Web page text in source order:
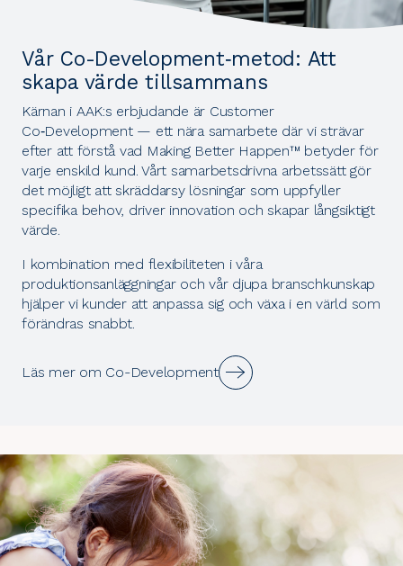
Vår Co-Development‑metod: Att
skapa värde tillsammans
Kärnan i AAK:s erbjudande är Customer
Co‑Development — ett nära samarbete där vi strävar
efter att förstå vad Making Better Happen™ betyder för
varje enskild kund. Vårt samarbetsdrivna arbetssätt gör
det möjligt att skräddarsy lösningar som uppfyller
specifika behov, driver innovation och skapar långsiktigt
värde.
I kombination med flexibiliteten i våra
produktionsanläggningar och vår djupa branschkunskap
hjälper vi kunder att anpassa sig och växa i en värld som
förändras snabbt.
Läs mer om Co-Development